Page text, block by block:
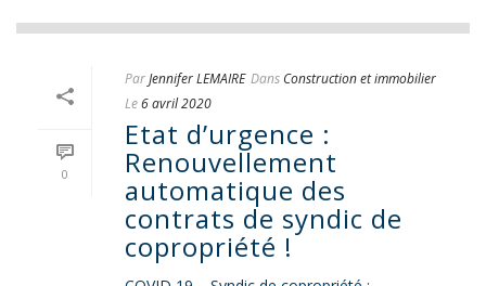
0
ParJennifer LEMAIRE Dans Construction et immobilier
Le6 avril 2020
Etat d’urgence :
Renouvellement
automatique des
contrats de syndic de
copropriété !